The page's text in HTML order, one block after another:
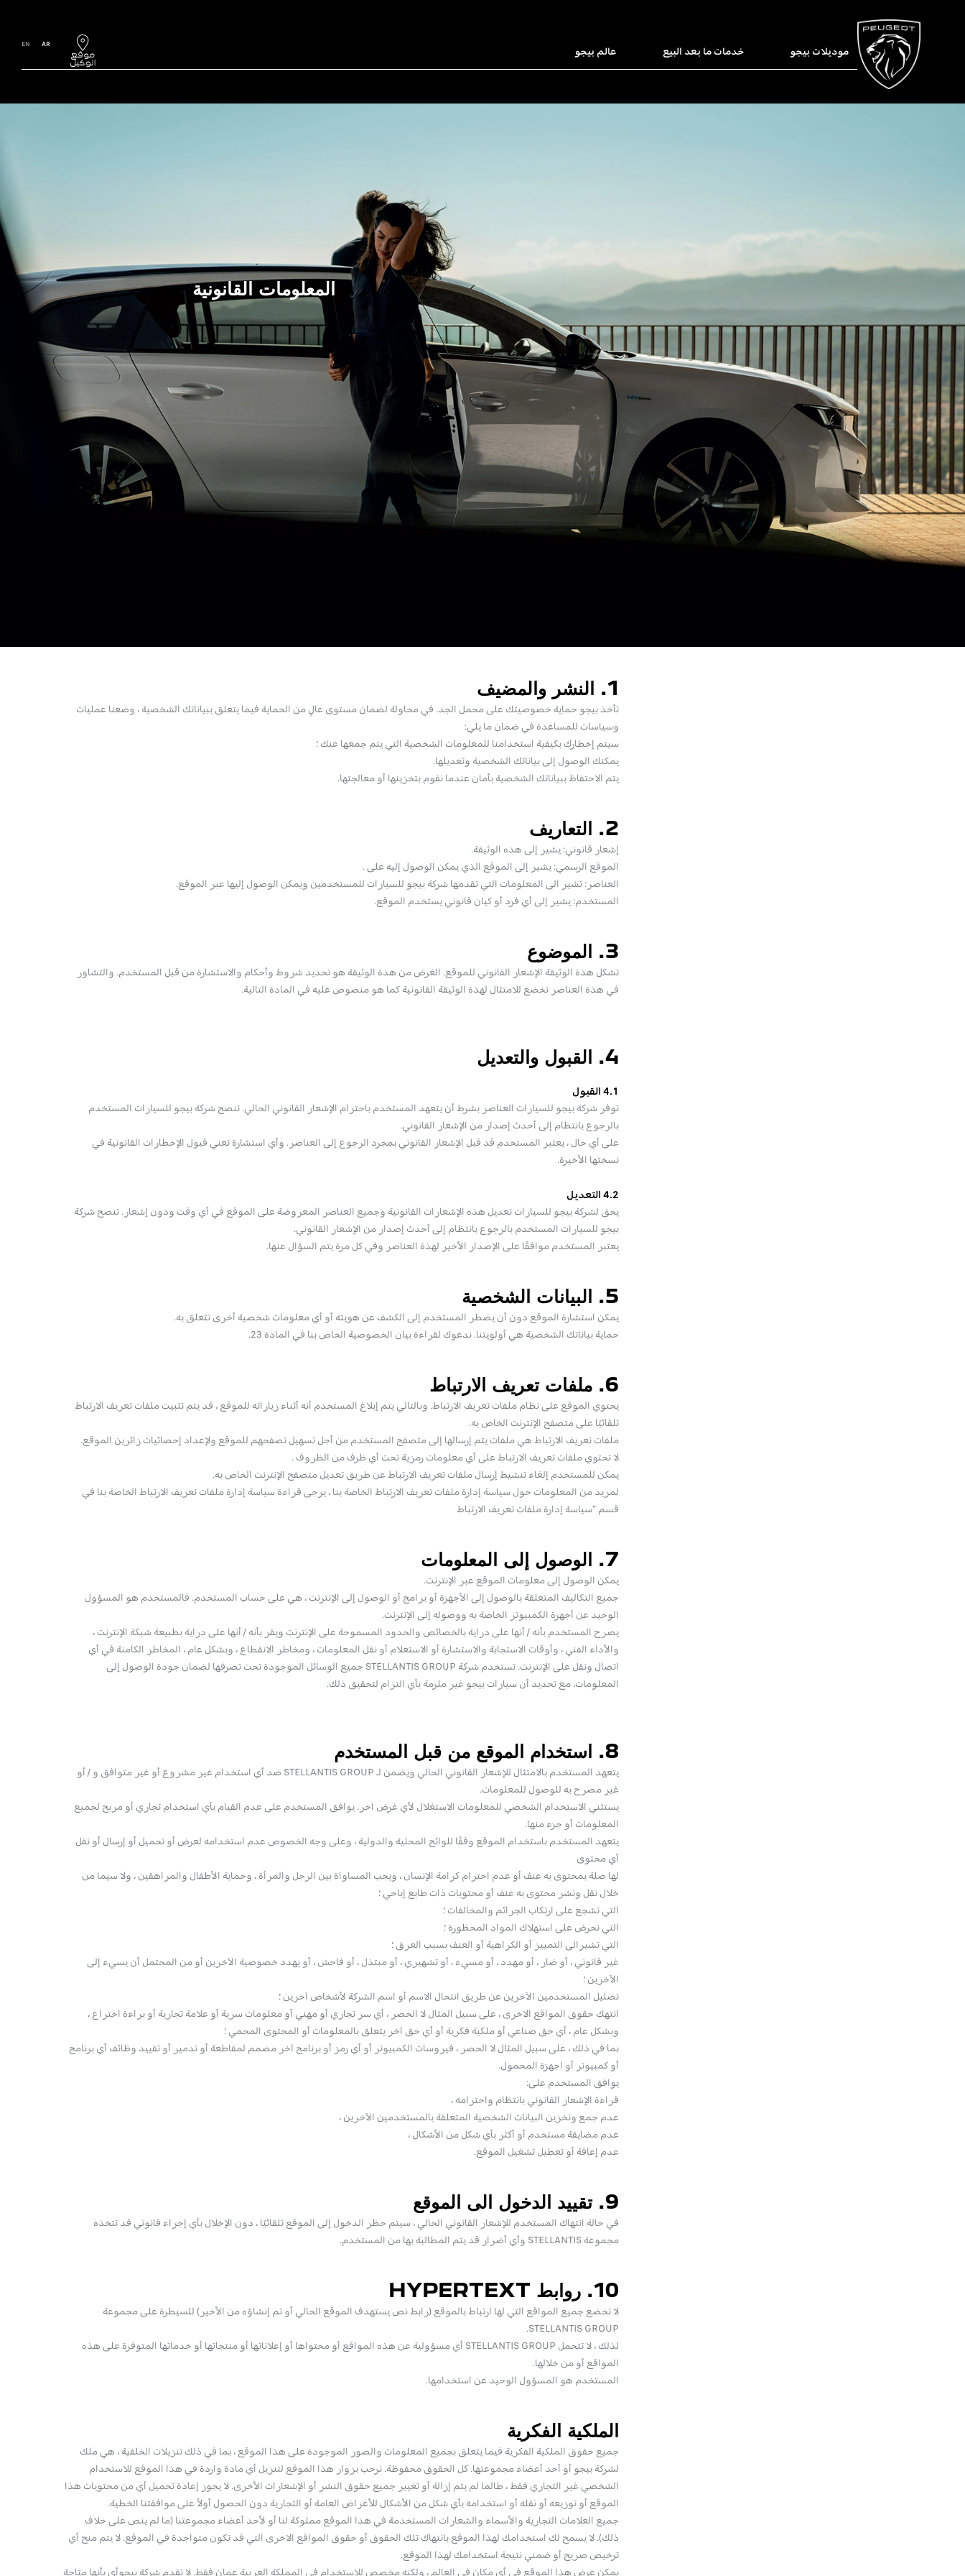
AR
EN
موديلات بيجو خدمات ما بعد البيع عالم بيجو
المعلومات القانونية
1. النشر والمضيف
تأخذ بيجو حماية خصوصيتك على محمل الجد. في محاولة لضمان مستوى عالٍ من الحماية فيما يتعلق ببياناتك الشخصية ، وضعنا عمليات
وسياسات للمساعدة في ضمان ما يلي:
سيتم إخطارك بكيفية استخدامنا للمعلومات الشخصية التي يتم جمعها عنك ؛
يمكنك الوصول إلى بياناتك الشخصية وتعديلها.
يتم الاحتفاظ ببياناتك الشخصية بأمان عندما نقوم بتخزينها أو معالجتها.
2. التعاريف
إشعار قانوني: يشير إلى هذه الوثيقة.
الموقع الرسمي: يشير إلى الموقع الذي يمكن الوصول إليه على .
العناصر: تشير الى المعلومات التي تقدمها شركة بيجو للسيارات للمستخدمين ويمكن الوصول إليها عبر الموقع.
المستخدم: يشير إلى أي فرد أو كيان قانوني يستخدم الموقع.
3. الموضوع
تشكل هذة الوثيقة الإشعار القانوني للموقع. الغرض من هذة الوثيقة هو تحديد شروط وأحكام والاستشارة من قبل المستخدم. والتشاور
في هذة العناصر تخضع للامتثال لهذة الوثيقة القانونية كما هو منصوص عليه في المادة التالية.
4. القبول والتعديل
4.1 القبول
توفر شركة بيجو للسيارات العناصر بشرط أن يتعهد المستخدم باحترام الإشعار القانوني الحالي. تنصح شركة بيجو للسيارات المستخدم
بالرجوع بانتظام إلى أحدث إصدار من الإشعار القانوني.
على أي حال ، يعتبر المستخدم قد قبل الإشعار القانوني بمجرد الرجوع إلى العناصر. وأي استشارة تعني قبول الإخطارات القانونية في
نسختها الأخيرة.
4.2 التعديل
يحق لشركة بيجو للسيارات تعديل هذه الإشعارات القانونية وجميع العناصر المعروضة على الموقع في أي وقت ودون إشعار. تنصح شركة
بيجو للسيارات المستخدم بالرجوع بانتظام إلى أحدث إصدار من الإشعار القانوني.
يعتبر المستخدم موافقًا على الإصدار الأخير لهذة العناصر وفي كل مرة يتم السؤال عنها.
5. البيانات الشخصية
يمكن استشارة الموقع دون أن يضطر المستخدم إلى الكشف عن هويته أو أي معلومات شخصية أخرى تتعلق به.
حماية بياناتك الشخصية هي أولويتنا. ندعوك لقراءة بيان الخصوصية الخاص بنا في المادة 23.
6. ملفات تعريف الارتباط
يحتوي الموقع على نظام ملفات تعريف الارتباط. وبالتالي يتم إبلاغ المستخدم أنه أثناء زياراته للموقع ، قد يتم تثبيت ملفات تعريف الارتباط
تلقائيًا على متصفح الإنترنت الخاص به.
ملفات تعريف الارتباط هي ملفات يتم إرسالها إلى متصفح المستخدم من أجل تسهيل تصفحهم للموقع ولإعداد إحصائيات زائرين الموقع.
لا تحتوي ملفات تعريف الارتباط على أي معلومات رمزية تحت أي ظرف من الظروف .
يمكن للمستخدم إلغاء تنشيط إرسال ملفات تعريف الارتباط عن طريق تعديل متصفح الإنترنت الخاص به.
لمزيد من المعلومات حول سياسة إدارة ملفات تعريف الارتباط الخاصة بنا ، يرجى قراءة سياسة إدارة ملفات تعريف الارتباط الخاصة بنا في
قسم "سياسة إدارة ملفات تعريف الارتباط
7. الوصول إلى المعلومات
يمكن الوصول إلى معلومات الموقع عبر الإنترنت.
جميع التكاليف المتعلقة بالوصول إلى الأجهزة أو برامج أو الوصول إلى الإنترنت ، هي على حساب المستخدم. فالمستخدم هو المسؤول
الوحيد عن أجهزة الكمبيوتر الخاصة به ووصوله إلى الإنترنت.
يصرح المستخدم بأنه / أنها على دراية بالخصائص والحدود المسموحة على الإنترنت ويقر بأنه / أنها على دراية بطبيعة شبكة الإنترنت ،
والأداء الفني ، وأوقات الاستجابة والاستشارة أو الاستعلام أو نقل المعلومات ، ومخاطر الانقطاع ، وبشكل عام ، المخاطر الكامنة في أي
اتصال ونقل على الإنترنت. تستخدم شركة STELLANTIS GROUP جميع الوسائل الموجودة تحت تصرفها لضمان جودة الوصول إلى
المعلومات، مع تحديد أن سيارات بيجو غير ملزمة بأي التزام لتحقيق ذلك.
8. استخدام الموقع من قبل المستخدم
يتعهد المستخدم بالامتثال للإشعار القانوني الحالي ويضمن لـ STELLANTIS GROUP ضد أي استخدام غير مشروع أو غير متوافق و / أو
غير مصرح به للوصول للمعلومات.
يستثني الاستخدام الشخصي للمعلومات الاستغلال لأي غرض آخر. يوافق المستخدم على عدم القيام بأي استخدام تجاري أو مربح لجميع
المعلومات أو جزء منها.
يتعهد المستخدم باستخدام الموقع وفقًا للوائح المحلية والدولية ، وعلى وجه الخصوص عدم استخدامه لعرض أو تحميل أو إرسال أو نقل
أي محتوى
لها صلة بمحتوى به عنف أو عدم احترام كرامة الإنسان ، ويجب المساواة بين الرجل والمرأة ، وحماية الأطفال والمراهقين ، ولا سيما من
خلال نقل ونشر محتوى به عنف أو محتويات ذات طابع إباحي ؛
التي تشجع على ارتكاب الجرائم والمخالفات ؛
التي تحرض على استهلاك المواد المحظورة ؛
التي تشيرالى التمييز أو الكراهية أو العنف بسبب العرق ؛
غير قانوني ، أو ضار ، أو مهدد ، أو مسيء ، أو تشهيري ، أو مبتذل ، أو فاحش ، أو يهدد خصوصية الآخرين أو من المحتمل أن يسيء إلى
الآخرين ؛
تضليل المستخدمين الآخرين عن طريق انتحال الاسم أو اسم الشركة لأشخاص آخرين ؛
انتهك حقوق المواقع الاخرى ، على سبيل المثال لا الحصر ، أي سر تجاري أو مهني أو معلومات سرية أو علامة تجارية أو براءة اختراع ،
وبشكل عام ، أي حق صناعي أو ملكية فكرية أو أي حق آخر يتعلق بالمعلومات أو المحتوى المحمي ؛
بما في ذلك ، على سبيل المثال لا الحصر ، فيروسات الكمبيوتر أو أي رمز أو برنامج آخر مصمم لمقاطعة أو تدمير أو تقييد وظائف أي برنامج
أو كمبيوتر أو اجهزة المحمول.
يوافق المستخدم على:
قراءة الإشعار القانوني بانتظام واحترامه ،
عدم جمع وتخزين البيانات الشخصية المتعلقة بالمستخدمين الآخرين ،
عدم مضايقة مستخدم أو أكثر بأي شكل من الأشكال ،
عدم إعاقة أو تعطيل تشغيل الموقع.
9. تقييد الدخول الى الموقع
في حالة انتهاك المستخدم للإشعار القانوني الحالي ، سيتم حظر الدخول إلى الموقع تلقائيًا ، دون الإخلال بأي إجراء قانوني قد تتخذه
مجموعة STELLANTIS وأي أضرار قد يتم المطالبة بها من المستخدم.
10. روابط HYPERTEXT
لا تخضع جميع المواقع التي لها ارتباط بالموقع (رابط نص يستهدف الموقع الحالي أو تم إنشاؤه من الأخير) للسيطرة على مجموعة
STELLANTIS GROUP.
لذلك ، لا تتحمل STELLANTIS GROUP أي مسؤولية عن هذه المواقع أو محتواها أو إعلاناتها أو منتجاتها أو خدماتها المتوفرة على هذه
المواقع أو من خلالها.
المستخدم هو المسؤول الوحيد عن استخدامها.
الملكية الفكرية
جميع حقوق الملكية الفكرية فيما يتعلق بجميع المعلومات والصور الموجودة على هذا الموقع ، بما في ذلك تنزيلات الخلفية ، هي ملك
لشركة بيجو أو أحد أعضاء مجموعتها. كل الحقوق محفوظة. نرحب بزوار هذا الموقع لتنزيل أي مادة واردة في هذا الموقع للاستخدام
الشخصي غير التجاري فقط ، طالما لم يتم إزالة أو تغيير جميع حقوق النشر أو الإشعارات الأخرى. لا يجوز إعادة تحميل أي من محتويات هذا
الموقع أو توزيعه أو نقله أو استخدامه بأي شكل من الأشكال للأغراض العامة أو التجارية دون الحصول أولاً على موافقتنا الخطية.
جميع العلامات التجارية والأسماء والشعارات المستخدمة في هذا الموقع مملوكة لنا أو لأحد أعضاء مجموعتنا (ما لم ينص على خلاف
ذلك). لا يسمح لك استخدامك لهذا الموقع بانتهاك تلك الحقوق أو حقوق المواقع الاخرى التي قد تكون متواجدة في الموقع. لا يتم منح أي
ترخيص صريح أو ضمني نتيجة استخدامك لهذا الموقع.
يمكن عرض هذا الموقع في أي مكان في العالم ، ولكنه مخصص للاستخدام في المملكة العربية عمان فقط. لا تقدم شركة بيجوأي بأنها متاحة